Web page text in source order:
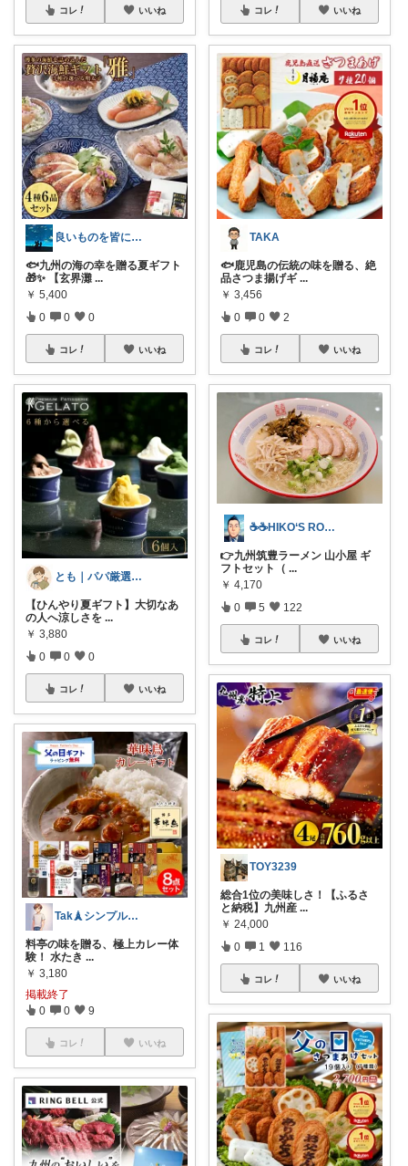
コレ いいね
良いものを皆にシェアしたい
🐟九州の海の幸を贈る夏ギフト
🎁✨ 【玄界灘 ...
￥ 5,400
0 0 0
コレ いいね
とも｜パパ厳選！ママを助ける正解アイテム
【ひんやり夏ギフト】大切なあ
の人へ涼しさを ...
￥ 3,880
0 0 0
コレ いいね
Tak🗼シンプルで健康的な暮らし
料亭の味を贈る、極上カレー体
験！ 水たき ...
￥ 3,180
掲載終了
0 0 9
コレ いいね
コレ いいね
TAKA
🐟鹿児島の伝統の味を贈る、絶
品さつま揚げギ ...
￥ 3,456
0 0 2
コレ いいね
☕☕HIKO‘S ROOM☕☕
👉九州筑豊ラーメン 山小屋 ギ
フトセット（ ...
￥ 4,170
0 5 122
コレ いいね
TOY3239
総合1位の美味しさ！【ふるさ
と納税】九州産 ...
￥ 24,000
0 1 116
コレ いいね